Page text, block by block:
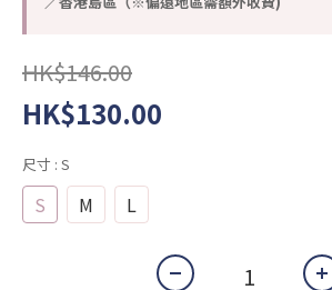
HK$146.00
HK$130.00
尺寸 : S
S M L